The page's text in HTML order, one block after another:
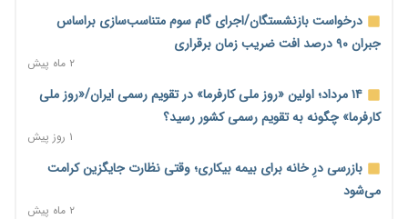
خانه کارگر قزوین: شکاف دستمزد و هزینه معیشت هر روز عمیق‌تر
می‌شود
رئیس سازمان امور مالیاتی: بلاگرهای پردرآمد مشمول پرداخت
مالیات هستند
پیش‌بینی افزایش تولید برنج؛ نیاز وارداتی کشور به ۵۰۰ هزار تن
کاهش می‌یابد
درخواست بازنشستگان/اجرای گام سوم متناسب‌سازی براساس
جبران ۹۰ درصد افت ضریب زمان برقراری
۲ ماه پیش
۱۴ مرداد؛ اولین «روز ملی کارفرما» در تقویم رسمی ایران/«روز ملی
کارفرما» چگونه به تقویم رسمی کشور رسید؟
۱ روز پیش
بازرسی درِ خانه برای بیمه بیکاری؛ وقتی نظارت جایگزین کرامت
می‌شود
۲ ماه پیش